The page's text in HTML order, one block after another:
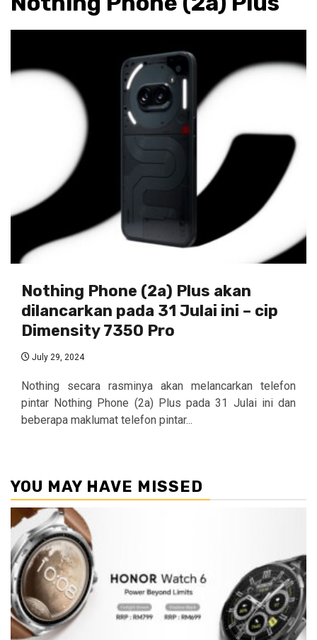
Nothing Phone (2a) Plus akan
dilancarkan pada 31 Julai ini – cip
Dimensity 7350 Pro
July 29, 2024
Nothing secara rasminya akan melancarkan telefon
pintar Nothing Phone (2a) Plus pada 31 Julai ini dan
beberapa maklumat telefon pintar...
YOU MAY HAVE MISSED